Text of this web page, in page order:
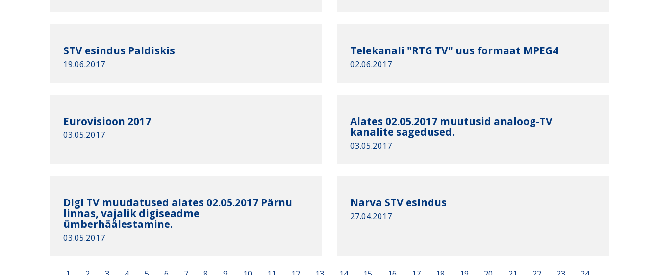
STV esindus Paldiskis
19.06.2017
Telekanali "RTG TV" uus formaat MPEG4
02.06.2017
Eurovisioon 2017
03.05.2017
Alates 02.05.2017 muutusid analoog-TV
kanalite sagedused.
03.05.2017
Digi TV muudatused alates 02.05.2017 Pärnu
linnas, vajalik digiseadme
ümberhäälestamine.
03.05.2017
Narva STV esindus
27.04.2017